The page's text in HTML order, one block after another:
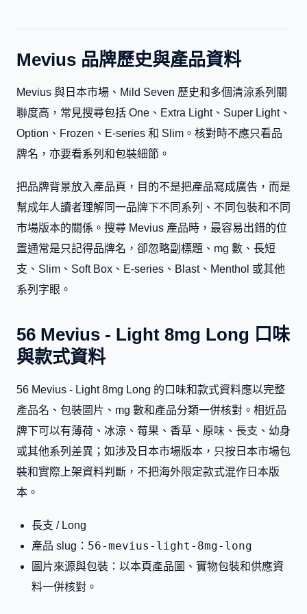
Mevius 品牌歷史與產品資料
Mevius 與日本市場、Mild Seven 歷史和多個清涼系列關
聯度高，常見搜尋包括 One、Extra Light、Super Light、
Option、Frozen、E-series 和 Slim。核對時不應只看品
牌名，亦要看系列和包裝細節。
把品牌背景放入產品頁，目的不是把產品寫成廣告，而是
幫成年人讀者理解同一品牌下不同系列、不同包裝和不同
市場版本的關係。搜尋 Mevius 產品時，最容易出錯的位
置通常是只記得品牌名，卻忽略副標題、mg 數、長短
支、Slim、Soft Box、E-series、Blast、Menthol 或其他
系列字眼。
56 Mevius - Light 8mg Long 口味
與款式資料
56 Mevius - Light 8mg Long 的口味和款式資料應以完整
產品名、包裝圖片、mg 數和產品分類一併核對。相近品
牌下可以有薄荷、冰涼、莓果、香草、原味、長支、幼身
或其他系列差異；如涉及日本市場版本，只按日本市場包
裝和實際上架資料判斷，不把海外限定款式混作日本版
本。
長支 / Long
產品 slug： 56-mevius-light-8mg-long
圖片來源與包裝：以本頁產品圖、實物包裝和供應資
料一併核對。